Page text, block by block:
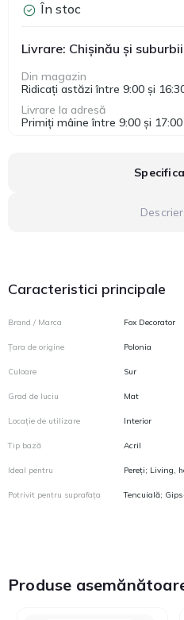
În stoc
Livrare: Chișinău și suburbii
Din magazin
Ridicați astăzi între 9:00 și
Livrare la adresă
Primiți mâine între 9:00 și 17:00
Caracteristici principale
Brand / Marca Fox Decorator
Țara de origine Polonia
Culoare Sur
Grad de luciu Mat
Locație de utilizare Interior
Tip bază Acril
Ideal pentru Pereți; Living,
Potrivit pentru suprafața Tencuială;
Produse